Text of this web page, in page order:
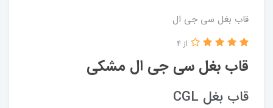
قاب بغل سی جی ال
قاب بغل سی جی ال مشکی
از 4
قاب بغل CGL